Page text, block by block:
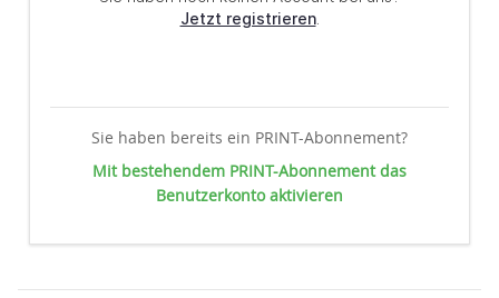
Sie haben bereits ein PRINT-Abonnement?
Mit bestehendem PRINT-Abonnement das
Benutzerkonto aktivieren